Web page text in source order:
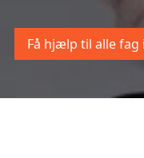
Få hjælp til alle